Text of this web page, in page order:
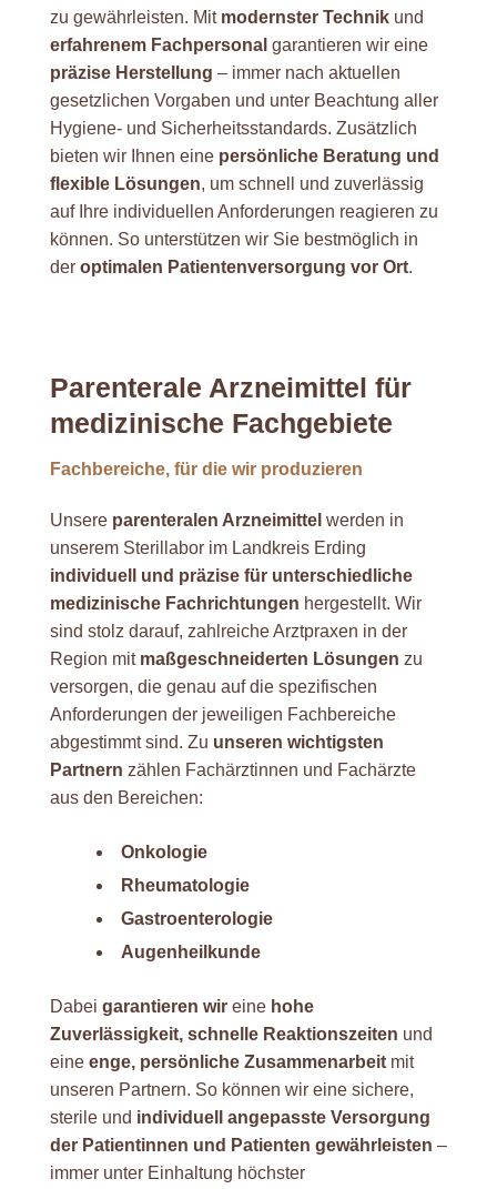
zu gewährleisten. Mit modernster Technik und
erfahrenem Fachpersonal garantieren wir eine
präzise Herstellung – immer nach aktuellen
gesetzlichen Vorgaben und unter Beachtung aller
Hygiene- und Sicherheitsstandards. Zusätzlich
bieten wir Ihnen eine persönliche Beratung und
flexible Lösungen, um schnell und zuverlässig
auf Ihre individuellen Anforderungen reagieren zu
können. So unterstützen wir Sie bestmöglich in
der optimalen Patientenversorgung vor Ort.
Parenterale Arzneimittel für
medizinische Fachgebiete
Fachbereiche, für die wir produzieren
Unsere parenteralen Arzneimittel werden in
unserem Sterillabor im Landkreis Erding
individuell und präzise für unterschiedliche
medizinische Fachrichtungen hergestellt. Wir
sind stolz darauf, zahlreiche Arztpraxen in der
Region mit maßgeschneiderten Lösungen zu
versorgen, die genau auf die spezifischen
Anforderungen der jeweiligen Fachbereiche
abgestimmt sind. Zu unseren wichtigsten
Partnern zählen Fachärztinnen und Fachärzte
aus den Bereichen:
Onkologie
Rheumatologie
Gastroenterologie
Augenheilkunde
Dabei garantieren wir eine hohe
Zuverlässigkeit, schnelle Reaktionszeiten und
eine enge, persönliche Zusammenarbeit mit
unseren Partnern. So können wir eine sichere,
sterile und individuell angepasste Versorgung
der Patientinnen und Patienten gewährleisten –
immer unter Einhaltung höchster